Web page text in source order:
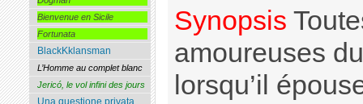
Synopsis
amoureuses
lorsqu’il
Bienvenue en Sicile
Fortunata
BlackKklansman
L’Homme au complet blanc
Jericó, le vol infini des jours